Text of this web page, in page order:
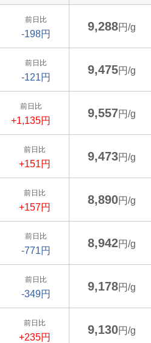
前日比
-198円
9,288円/g
前日比
-121円
9,475円/g
前日比
+1,135円
9,557円/g
前日比
+151円
9,473円/g
前日比
+157円
8,890円/g
前日比
-771円
8,942円/g
前日比
-349円
9,178円/g
前日比
+235円
9,130円/g